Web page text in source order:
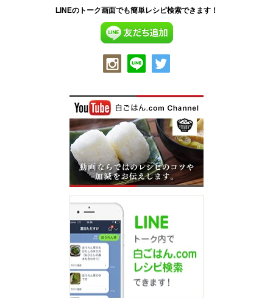
LINEのトーク画面でも簡単レシピ検索できます！